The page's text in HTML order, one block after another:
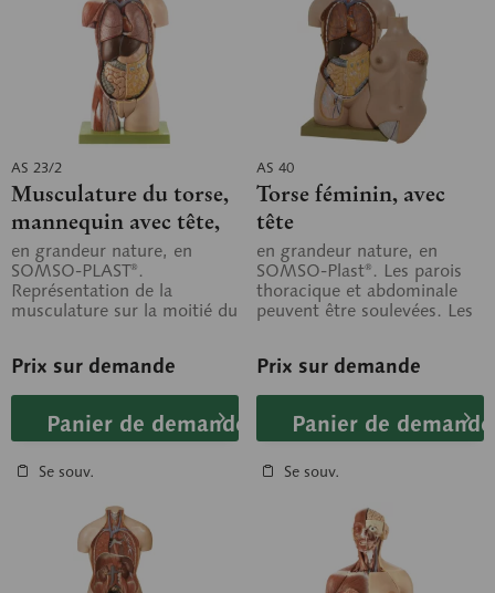
AS 23/2
Musculature du torse,
mannequin avec tête,
dos ouvert et organes
génitaux
interchangeables.
en grandeur nature, en
SOMSO-PLAST®.
Représentation de la
musculature sur la moitié du
Prix sur demande
Panier de demande
Se souv.
AS 40
Torse féminin, avec
tête
en grandeur nature, en
SOMSO-Plast®. Les parois
thoracique et abdominale
peuvent être soulevées. Les
Prix sur demande
Panier de demande
Se souv.